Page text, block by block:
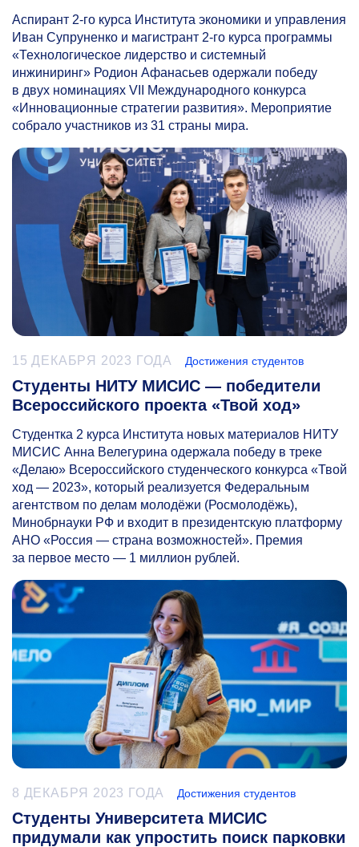
Аспирант 2-го курса Института экономики и управления
Иван Супруненко и магистрант 2-го курса программы
«Технологическое лидерство и системный
инжиниринг» Родион Афанасьев одержали победу
в двух номинациях VII Международного конкурса
«Инновационные стратегии развития». Мероприятие
собрало участников из 31 страны мира.
15 ДЕКАБРЯ 2023 ГОДА Достижения студентов
Студенты НИТУ МИСИС — победители
Всероссийского проекта «Твой ход»
Студентка 2 курса Института новых материалов НИТУ
МИСИС Анна Велегурина одержала победу в треке
«Делаю» Всероссийского студенческого конкурса «Твой
ход — 2023», который реализуется Федеральным
агентством по делам молодёжи (Росмолодёжь),
Минобрнауки РФ и входит в президентскую платформу
АНО «Россия — страна возможностей». Премия
за первое место — 1 миллион рублей.
8 ДЕКАБРЯ 2023 ГОДА Достижения студентов
Студенты Университета МИСИС
придумали как упростить поиск парковки